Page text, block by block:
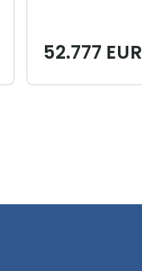
52.777 EUR